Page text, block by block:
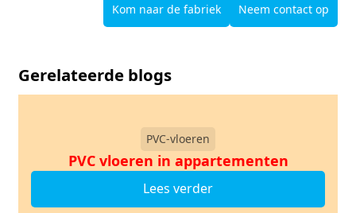
Kom naar de fabriek Neem contact op
Gerelateerde blogs
PVC-vloeren
PVC vloeren in appartementen
Lees verder